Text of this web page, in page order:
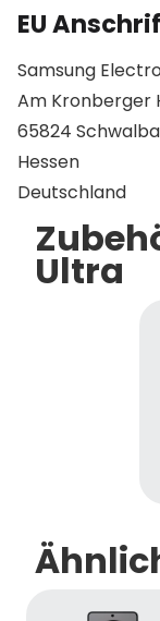
EU
Samsung
Am Kronberger
65824
Hessen
Deutschland
Ultra